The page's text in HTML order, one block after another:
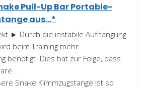
Pull-Up Bar Portable-
aus...*
► Durch die instabile Aufhängung
beim Training mehr
benötigt. Dies hat zur Folge, dass
Snake Klimmzugstange ist so